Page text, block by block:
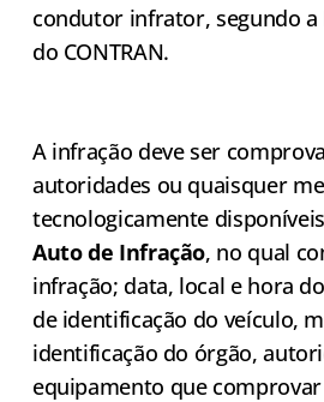
condutor infrator, segundo a
do CONTRAN.
A infração deve ser
autoridades ou quaisquer
tecnologicamente
Auto de Infração, no qual
infração; data, local e hora
de identificação do veículo,
identificação do órgão,
equipamento que